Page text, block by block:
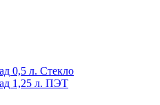
0,5 л. Стекло
1,25 л. ПЭТ